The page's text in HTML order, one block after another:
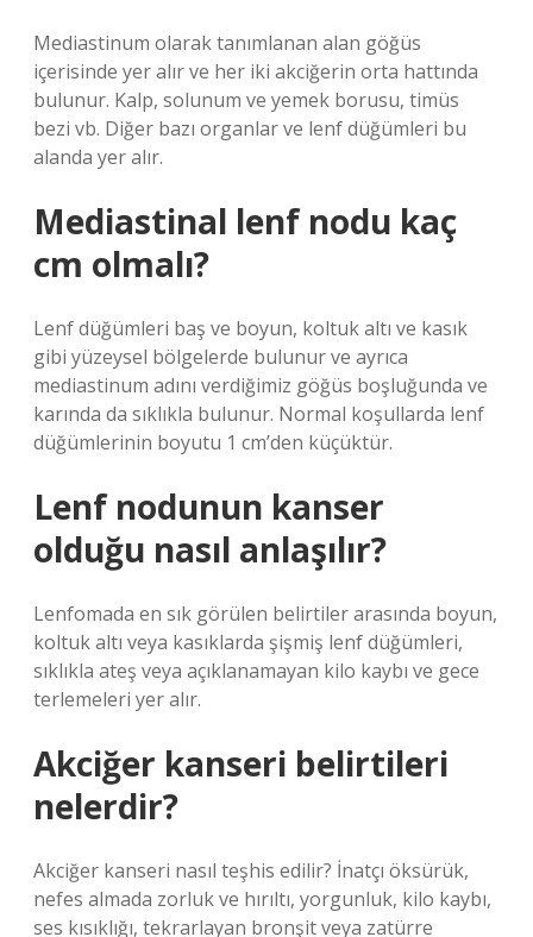
Mediastinum olarak tanımlanan alan göğüs
içerisinde yer alır ve her iki akciğerin orta hattında
bulunur. Kalp, solunum ve yemek borusu, timüs
bezi vb. Diğer bazı organlar ve lenf düğümleri bu
alanda yer alır.
Mediastinal lenf nodu kaç
cm olmalı?
Lenf düğümleri baş ve boyun, koltuk altı ve kasık
gibi yüzeysel bölgelerde bulunur ve ayrıca
mediastinum adını verdiğimiz göğüs boşluğunda ve
karında da sıklıkla bulunur. Normal koşullarda lenf
düğümlerinin boyutu 1 cm’den küçüktür.
Lenf nodunun kanser
olduğu nasıl anlaşılır?
Lenfomada en sık görülen belirtiler arasında boyun,
koltuk altı veya kasıklarda şişmiş lenf düğümleri,
sıklıkla ateş veya açıklanamayan kilo kaybı ve gece
terlemeleri yer alır.
Akciğer kanseri belirtileri
nelerdir?
Akciğer kanseri nasıl teşhis edilir? İnatçı öksürük,
nefes almada zorluk ve hırıltı, yorgunluk, kilo kaybı,
ses kısıklığı, tekrarlayan bronşit veya zatürre